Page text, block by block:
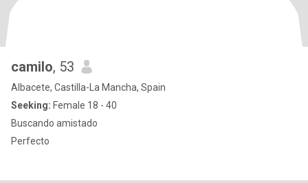
camilo, 53
Albacete, Castilla-La Mancha, Spain
Seeking: Female 18 - 40
Buscando amistado
Perfecto